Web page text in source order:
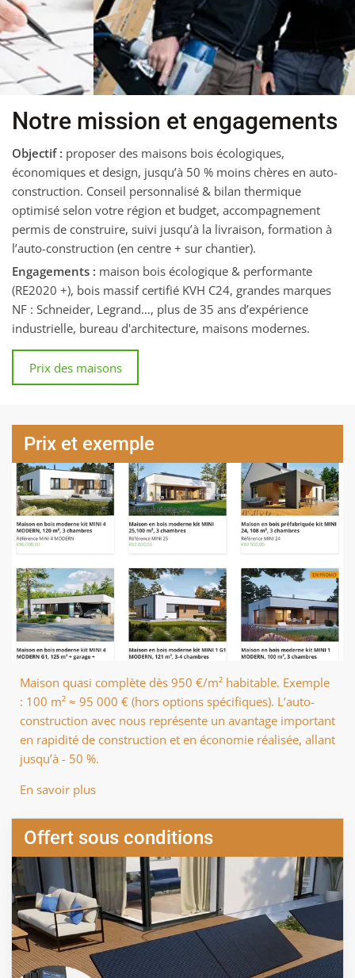
Notre mission et engagements
Objectif : proposer des maisons bois écologiques,
économiques et design, jusqu’à 50 % moins chères en auto-
construction. Conseil personnalisé & bilan thermique
optimisé selon votre région et budget, accompagnement
permis de construire, suivi jusqu’à la livraison, formation à
l’auto-construction (en centre + sur chantier).
Engagements : maison bois écologique & performante
(RE2020 +), bois massif certifié KVH C24, grandes marques
NF : Schneider, Legrand…, plus de 35 ans d’expérience
industrielle, bureau d'architecture, maisons modernes.
Prix des maisons
Prix et exemple
Maison quasi complète dès 950 €/m² habitable. Exemple
: 100 m² ≈ 95 000 € (hors options spécifiques). L’auto-
construction avec nous représente un avantage important
en rapidité de construction et en économie réalisée, allant
jusqu’à - 50 %.
En savoir plus
Offert sous conditions